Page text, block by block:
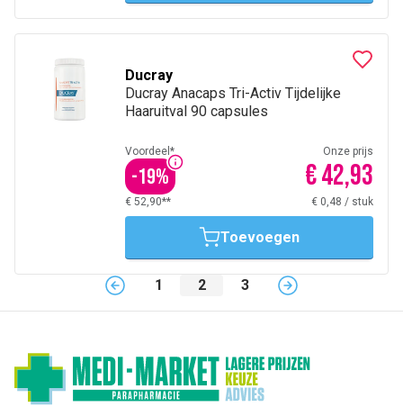
Ducray
Ducray Anacaps Tri-Activ Tijdelijke
Haaruitval 90 capsules
Voordeel*
-19%
Onze prijs
€ 42,93
€ 52,90** € 0,48 / stuk
Toevoegen
1 2 3